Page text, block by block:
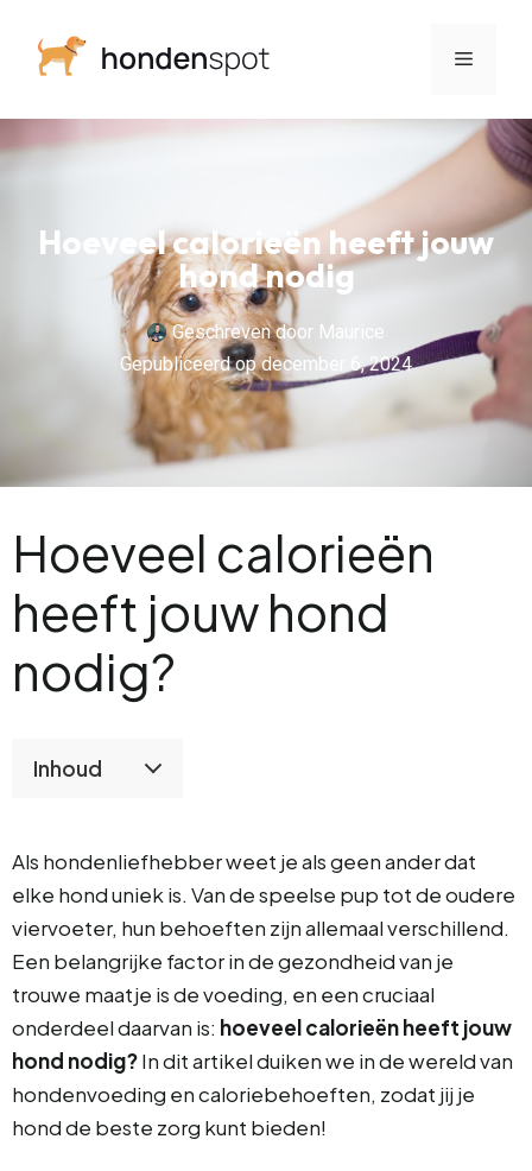
Hoeveel calorieën heeft jouw
hond nodig
Geschreven door Maurice
Gepubliceerd opdecember 6, 2024
Hoeveel calorieën
heeft jouw hond
nodig?
Inhoud
Als hondenliefhebber weet je als geen ander dat
elke hond uniek is. Van de speelse pup tot de oudere
viervoeter, hun behoeften zijn allemaal verschillend.
Een belangrijke factor in de gezondheid van je
trouwe maatje is de voeding, en een cruciaal
onderdeel daarvan is: hoeveel calorieën heeft jouw
hond nodig?In dit artikel duiken we in de wereld van
hondenvoeding en caloriebehoeften, zodat jij je
hond de beste zorg kunt bieden!